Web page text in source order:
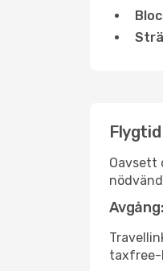
Oavsett
taxfree-